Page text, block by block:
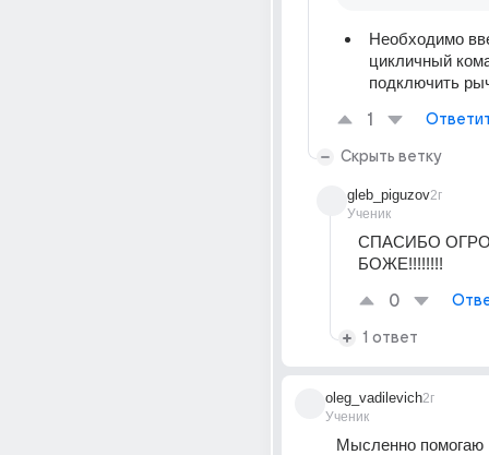
Необходимо
цикличный
подключить
1
Скрыть ветку
gleb_piguzov
Ученик
2г
СПАСИБО
БОЖЕ!!!!!!!!
0
1 ответ
oleg_vadilevich
Ученик
2г
Мысленно помогаю